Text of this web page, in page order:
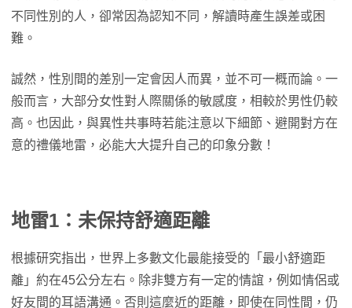
不同性別的人，卻常因為認知不同，解讀時產生誤差或困
難。
誠然，性別間的差別一定會因人而異，並不可一概而論。一
般而言，大部分女性對人際關係的敏感度，相較於男性仍較
高。也因此，與異性共事時若能注意以下細節、避開對方在
意的禮儀地雷，必能大大提升自己的印象分數！
地雷1：未保持舒適距離
根據研究指出，世界上多數文化最能接受的「最小舒適距
離」約在45公分左右。除非雙方有一定的情誼，例如情侶或
好友間的耳語溝通。否則這麼近的距離，即使在同性間，仍